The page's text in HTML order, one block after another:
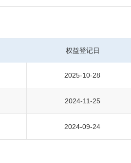
权益登记日
2025-10-28
2024-11-25
2024-09-24